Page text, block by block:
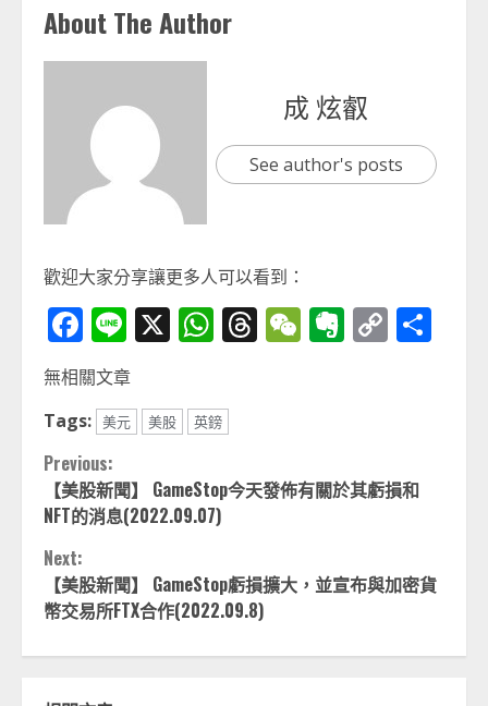
About The Author
成 炫叡
See author's posts
歡迎大家分享讓更多人可以看到：
Facebook
Line
X WhatsApp
Threads
WeChat
Evernote
Copy
無相關文章
Tags: 美元 美股 英鎊
Continue
Reading
Previous:
【美股新聞】 GameStop今天發佈有關於其虧損和
NFT的消息(2022.09.07)
Next:
【美股新聞】 GameStop虧損擴大，並宣布與加密貨
幣交易所FTX合作(2022.09.8)